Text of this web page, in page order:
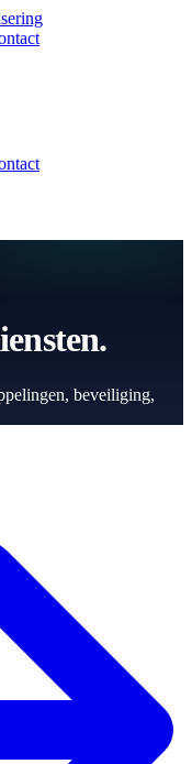
beveiliging,